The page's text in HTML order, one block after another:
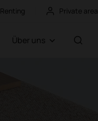
Renting Private area
Über uns